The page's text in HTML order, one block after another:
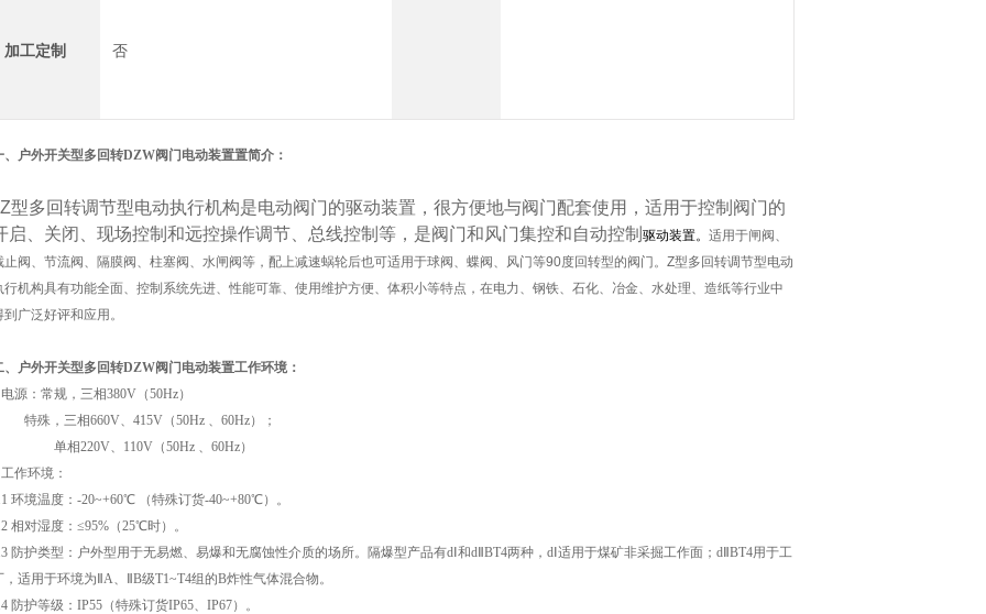
加工定制 否
户外开关型多回转DZW阀门电动装置置简介：
多回转调节型电动执行机构是电动阀门的驱动装置，很方便地与阀门配套使用，适用于控制阀门的
启、关闭、现场控制和远控操作调节、总线控制等，是阀门和风门集控和自动控制 驱动装置。 适用于闸阀、
止阀、节流阀、隔膜阀、柱塞阀、水闸阀等，配上减速蜗轮后也可适用于球阀、蝶阀、风门等90度回转型的阀门。Z型多回转调节型电动
行机构具有功能全面、控制系统先进、性能可靠、使用维护方便、体积小等特点，在电力、钢铁、石化、冶金、水处理、造纸等行业中
到广泛好评和应用。
户外开关型多回转DZW阀门电动装置工作环境：
源：常规，三相380V（50Hz）
殊，三相660V、415V（50Hz 、60Hz）；
相220V、110V（50Hz 、60Hz）
作环境：
环境温度：-20~+60℃ （特殊订货-40~+80℃）。
相对湿度：≤95%（25℃时）。
防护类型：户外型用于无易燃、易爆和无腐蚀性介质的场所。隔爆型产品有dⅠ和dⅡBT4两种，dⅠ适用于煤矿非采掘工作面；dⅡBT4用于工
，适用于环境为ⅡA、ⅡB级T1~T4组的B炸性气体混合物。
防护等级：IP55（特殊订货IP65、IP67）。